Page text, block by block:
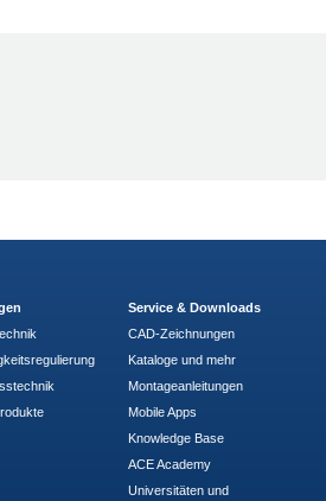
Service & Downloads
CAD-Zeichnungen
Kataloge und mehr
Montageanleitungen
Mobile Apps
Knowledge Base
ACE Academy
Universitäten und